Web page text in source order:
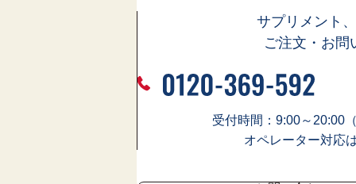
サプリメント
ご注文・お問
受付時間：9:00～20:00
オペレーター対応